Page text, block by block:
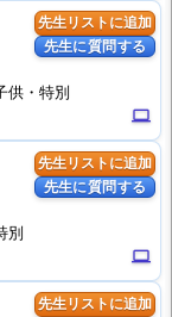
先生リストに追加
先生に質問する
computer
供・特別
先生リストに追加
先生に質問する
computer
別
先生リストに追加